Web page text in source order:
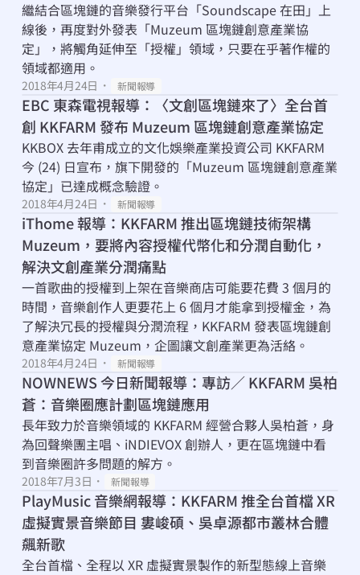
繼結合區塊鏈的音樂發行平台「Soundscape 在田」上
線後，再度對外發表「Muzeum 區塊鏈創意產業協
定」，將觸角延伸至「授權」領域，只要在乎著作權的
領域都適用。
2018年4月24日 ・ 新聞報導
EBC 東森電視報導：〈文創區塊鏈來了〉全台首
創 KKFARM 發布 Muzeum 區塊鏈創意產業協定
KKBOX 去年甫成立的文化娛樂產業投資公司 KKFARM
今 (24) 日宣布，旗下開發的「Muzeum 區塊鏈創意產業
協定」已達成概念驗證。
2018年4月24日 ・ 新聞報導
iThome 報導：KKFARM 推出區塊鏈技術架構
Muzeum，要將內容授權代幣化和分潤自動化，
解決文創產業分潤痛點
一首歌曲的授權到上架在音樂商店可能要花費 3 個月的
時間，音樂創作人更要花上 6 個月才能拿到授權金，為
了解決冗長的授權與分潤流程，KKFARM 發表區塊鏈創
意產業協定 Muzeum，企圖讓文創產業更為活絡。
2018年4月24日 ・ 新聞報導
NOWNEWS 今日新聞報導：專訪／ KKFARM 吳柏
蒼：音樂圈應計劃區塊鏈應用
長年致力於音樂領域的 KKFARM 經營合夥人吳柏蒼，身
為回聲樂團主唱、iNDIEVOX 創辦人，更在區塊鏈中看
到音樂圈許多問題的解方。
2018年7月3日 ・ 新聞報導
PlayMusic 音樂網報導：KKFARM 推全台首檔 XR
虛擬實景音樂節目 婁峻碩、吳卓源都市叢林合體
飆新歌
全台首檔、全程以 XR 虛擬實景製作的新型態線上音樂